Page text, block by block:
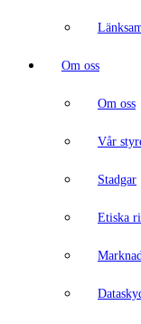
Om oss
Om oss
Vår
Stadgar
Etiska